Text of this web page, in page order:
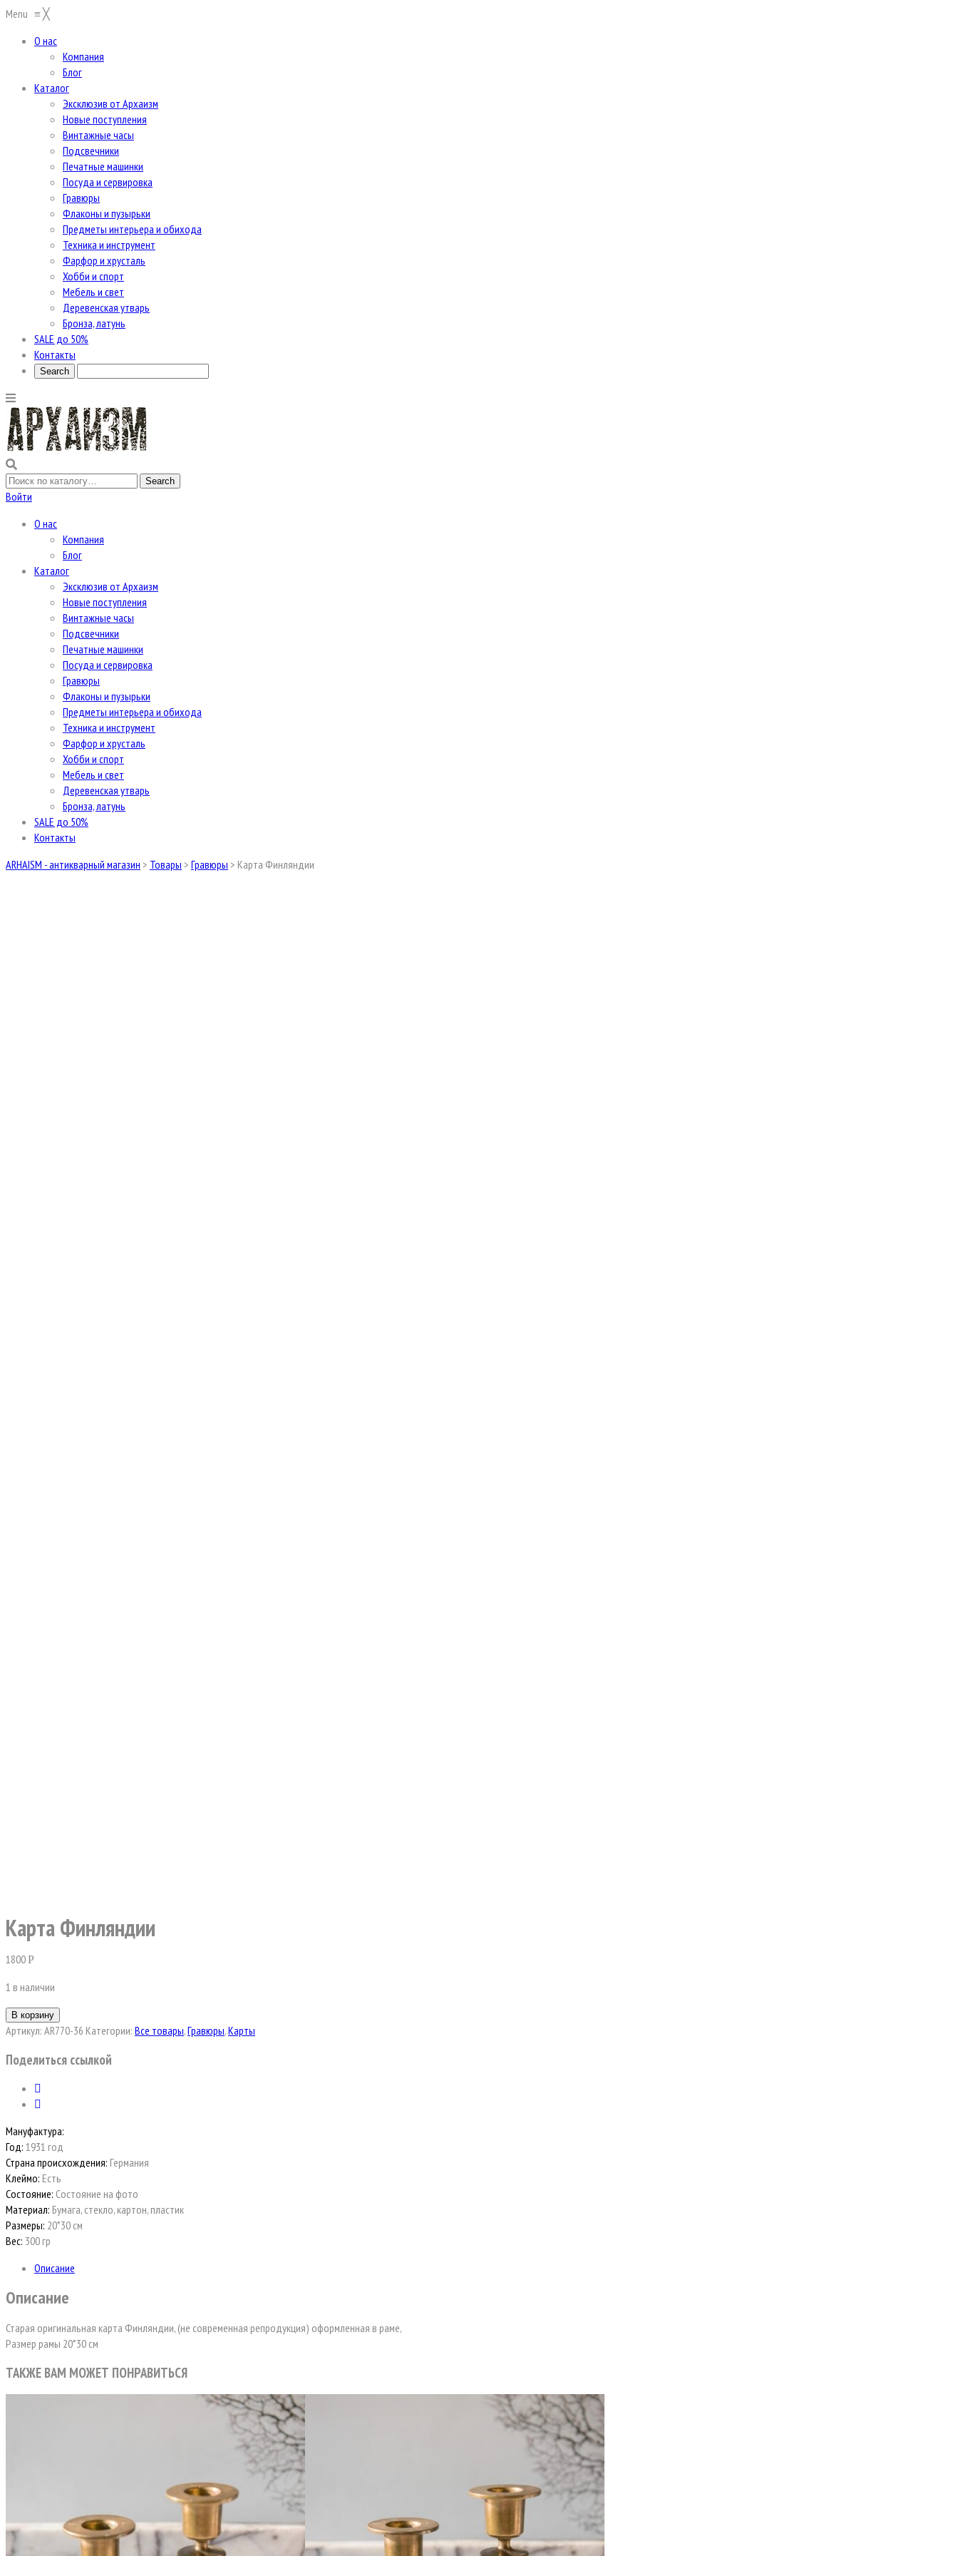
Menu ≡╳
О нас
Компания
Блог
Каталог
Эксклюзив от Архаизм
Новые поступления
Винтажные часы
Подсвечники
Печатные машинки
Посуда и сервировка
Гравюры
Флаконы и пузырьки
Предметы интерьера и обихода
Техника и инструмент
Фарфор и хрусталь
Хобби и спорт
Мебель и свет
Деревенская утварь
Бронза, латунь
SALE до 50%
Контакты
Войти
О нас
Компания
Блог
Каталог
Эксклюзив от Архаизм
Новые поступления
Винтажные часы
Подсвечники
Печатные машинки
Посуда и сервировка
Гравюры
Флаконы и пузырьки
Предметы интерьера и обихода
Техника и инструмент
Фарфор и хрусталь
Хобби и спорт
Мебель и свет
Деревенская утварь
Бронза, латунь
SALE до 50%
Контакты
ARHAISM - антикварный магазин > Товары > Гравюры > Карта Финляндии
Карта Финляндии
1800Р
1 в наличии
В корзину
Артикул: AR770-36 Категории: Все товары,Гравюры,Карты
Поделиться ссылкой
Мануфактура:
Год: 1931 год
Страна происхождения: Германия
Клеймо: Есть
Состояние: Состояние на фото
Материал: Бумага, стекло, картон, пластик
Размеры: 20*30 см
Вес: 300 гр
Описание
Описание
Старая оригинальная карта Финляндии, (не современная репродукция) оформленная в раме,
Размер рамы 20*30 см
ТАКЖЕ ВАМ МОЖЕТ ПОНРАВИТЬСЯ